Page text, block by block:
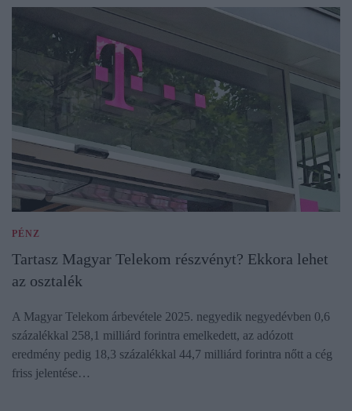
PÉNZ
Tartasz Magyar Telekom részvényt? Ekkora lehet
az osztalék
A Magyar Telekom árbevétele 2025. negyedik negyedévben 0,6
százalékkal 258,1 milliárd forintra emelkedett, az adózott
eredmény pedig 18,3 százalékkal 44,7 milliárd forintra nőtt a cég
friss jelentése…